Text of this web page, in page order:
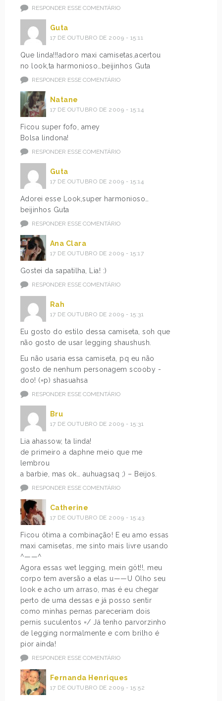
RESPONDER ESSE COMENTÁRIO
Guta
17 DE OUTUBRO DE 2009 - 15:11
Que linda!!!adoro maxi camisetas,acertou
no look,ta harmonioso…beijinhos Guta
RESPONDER ESSE COMENTÁRIO
Natane
17 DE OUTUBRO DE 2009 - 15:14
Ficou super fofo, amey
Bolsa lindona!
RESPONDER ESSE COMENTÁRIO
Guta
17 DE OUTUBRO DE 2009 - 15:14
Adorei esse Look,super harmonioso…
beijinhos Guta
RESPONDER ESSE COMENTÁRIO
Ana Clara
17 DE OUTUBRO DE 2009 - 15:17
Gostei da sapatilha, Lia! :)
RESPONDER ESSE COMENTÁRIO
Rah
17 DE OUTUBRO DE 2009 - 15:31
Eu gosto do estilo dessa camiseta, soh que
não gosto de usar legging shaushush.
Eu não usaria essa camiseta, pq eu não
gosto de nenhum personagem scooby -
doo! (=p) shasuahsa
RESPONDER ESSE COMENTÁRIO
Bru
17 DE OUTUBRO DE 2009 - 15:31
Lia ahassow, ta linda!
de primeiro a daphne meio que me
lembrou
a barbie, mas ok… auhuagsaq ;) – Beijos.
RESPONDER ESSE COMENTÁRIO
Catherine
17 DE OUTUBRO DE 2009 - 15:43
Ficou ótima a combinação! E eu amo essas
maxi camisetas, me sinto mais livre usando
^——^
Agora essas wet legging, mein göt!!, meu
corpo tem aversão a elas u——U Olho seu
look e acho um arraso, mas é eu chegar
perto de uma dessas e já posso sentir
como minhas pernas pareceriam dois
pernis suculentos =/ Já tenho parvorzinho
de legging normalmente e com brilho é
pior ainda!
RESPONDER ESSE COMENTÁRIO
Fernanda Henriques
17 DE OUTUBRO DE 2009 - 15:52